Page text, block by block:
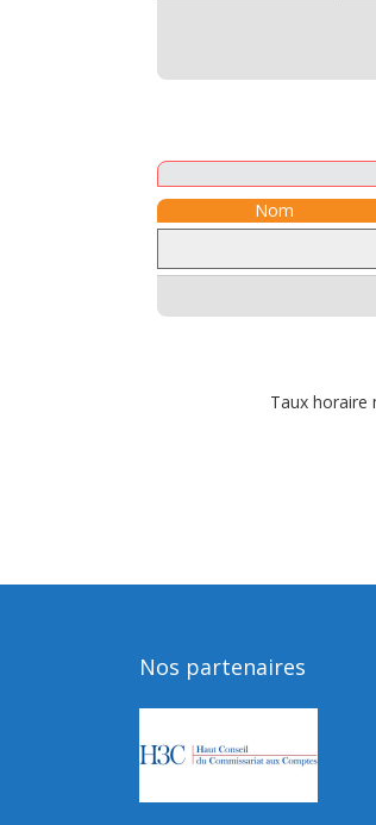
Nom
Taux horaire
Nos partenaires